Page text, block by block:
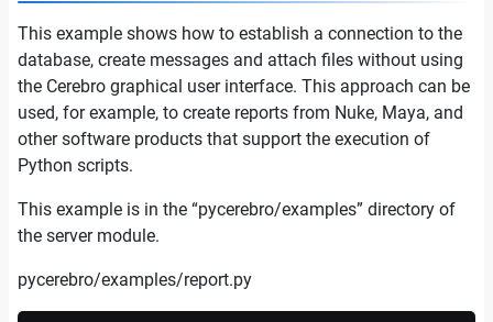
This example shows how to establish a connection to the
database, create messages and attach files without using
the Cerebro graphical user interface. This approach can be
used, for example, to create reports from Nuke, Maya, and
other software products that support the execution of
Python scripts.
This example is in the “pycerebro/examples” directory of
the server module.
pycerebro/examples/report.py